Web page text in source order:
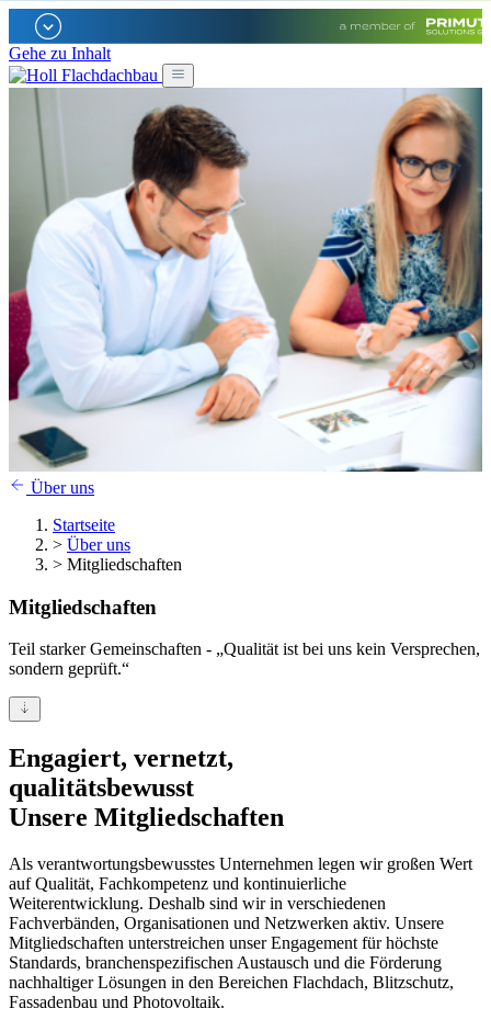
Gehe zu Inhalt
Über uns
Startseite
> Über uns
> Mitgliedschaften
Mitgliedschaften
Teil starker Gemeinschaften - „Qualität ist bei uns kein Versprechen,
sondern geprüft.“
Engagiert, vernetzt,­ ­
qualitätsbewusst­
Unsere Mitgliedschaften
Als verantwortungsbewusstes Unternehmen legen wir großen Wert
auf Qualität, Fachkompetenz und kontinuierliche
Weiterentwicklung. Deshalb sind wir in verschiedenen
Fachverbänden, Organisationen und Netzwerken aktiv. Unsere
Mitgliedschaften unterstreichen unser Engagement für höchste
Standards, branchenspezifischen Austausch und die Förderung
nachhaltiger Lösungen in den Bereichen Flachdach, Blitzschutz,
Fassadenbau und Photovoltaik.